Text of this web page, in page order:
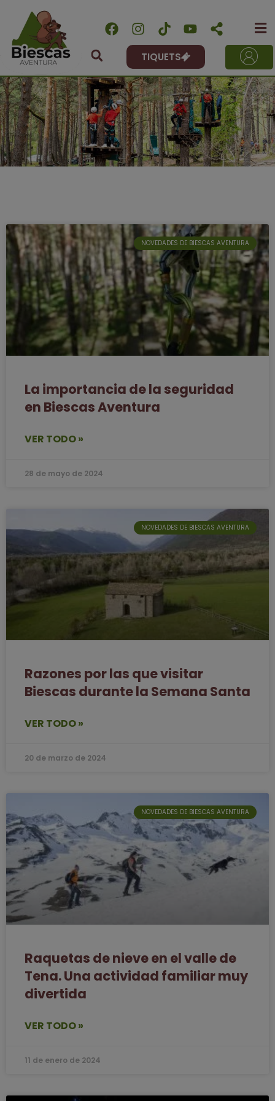
TIQUETS
NOVEDADES DE BIESCAS AVENTURA
La importancia de la seguridad
en Biescas Aventura
VER TODO »
28 de mayo de 2024
NOVEDADES DE BIESCAS AVENTURA
Razones por las que visitar
Biescas durante la Semana Santa
VER TODO »
20 de marzo de 2024
NOVEDADES DE BIESCAS AVENTURA
Raquetas de nieve en el valle de
Tena. Una actividad familiar muy
divertida
VER TODO »
11 de enero de 2024